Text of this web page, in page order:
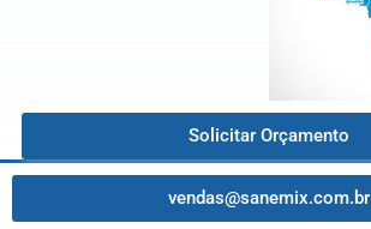
Solicitar Orçamento
vendas@sanemix.com.br